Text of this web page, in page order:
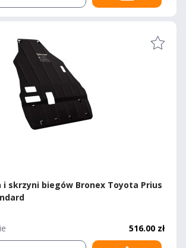
i skrzyni biegów Bronex Toyota Prius
516.00 zł